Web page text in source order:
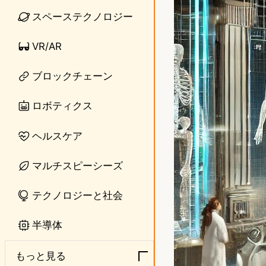
スペーステクノロジー
VR/AR
ブロックチェーン
ロボティクス
ヘルスケア
マルチスピーシーズ
テクノロジーと社会
半導体
もっと見る
e
t
o
d
o
n